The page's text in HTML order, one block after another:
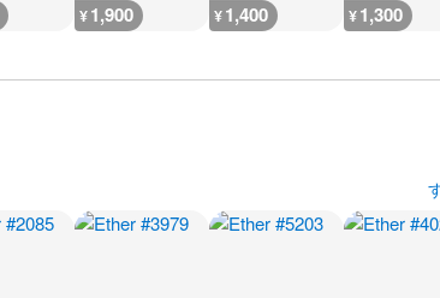
¥1,900 ¥1,400 ¥1,300